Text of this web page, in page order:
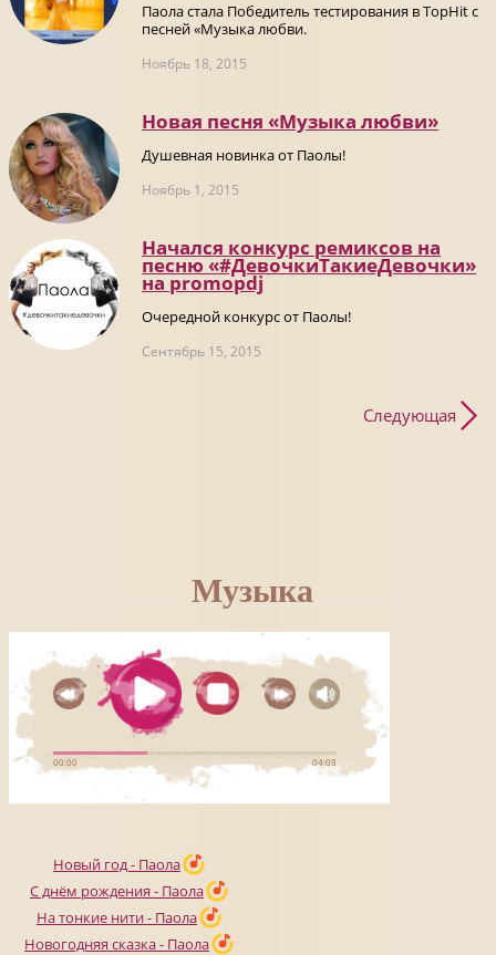
Паола стала Победитель тестирования в TopHit с
песней «Музыка любви.
Ноябрь 18, 2015
Новая песня «Музыка любви»
Душевная новинка от Паолы!
Ноябрь 1, 2015
Начался конкурс ремиксов на
песню «#ДевочкиТакиеДевочки»
на promоpdj
Очередной конкурс от Паолы!
Сентябрь 15, 2015
Следующая
Музыка
Новый год - Паола
С днём рождения - Паола
На тонкие нити - Паола
Новогодняя сказка - Паола